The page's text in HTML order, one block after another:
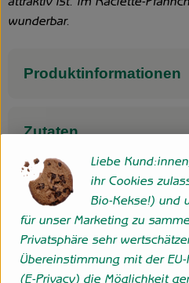
attraktiv ist. Im Raclette-
wunderbar.
Produktinformationen
Zutaten
Nährwert-Info
Produktdatenblatt
Liebe
ihr Cookies
Bio-Kekse!) und
für unser Marketing zu
Privatsphäre sehr
Übereinstimmung mit der